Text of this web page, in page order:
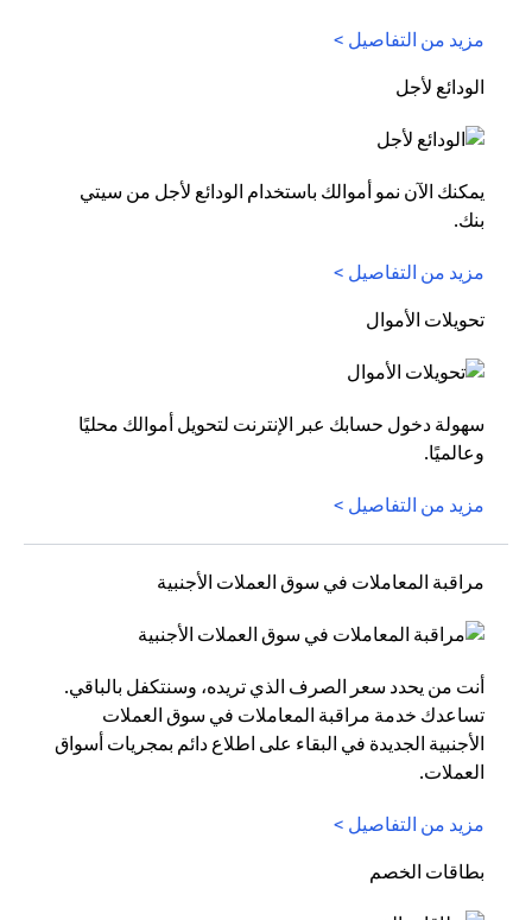
مزيد من التفاصيل >
الودائع لأجل
يمكنك الآن نمو أموالك باستخدام الودائع لأجل من سيتي
بنك.
مزيد من التفاصيل >
تحويلات الأموال
سهولة دخول حسابك عبر الإنترنت لتحويل أموالك محليًا
وعالميًا.
مزيد من التفاصيل >
مراقبة المعاملات في سوق العملات الأجنبية
أنت من يحدد سعر الصرف الذي تريده، وسنتكفل بالباقي.
تساعدك خدمة مراقبة المعاملات في سوق العملات
الأجنبية الجديدة في البقاء على اطلاع دائم بمجريات أسواق
العملات.
مزيد من التفاصيل >
بطاقات الخصم